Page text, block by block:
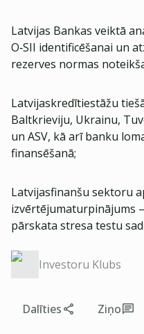
Latvijas Bankas veiktā
O‑SII identificēšanai un
rezerves normas
Latvijaskredītiestāžu
Baltkrieviju, Ukrainu,
un ASV, kā arī banku
finansēšanā;
Latvijasfinanšu sektoru
izvērtējumaturpinājums
pārskata stresa testu
Investoru Klubs
Dalīties Ziņo